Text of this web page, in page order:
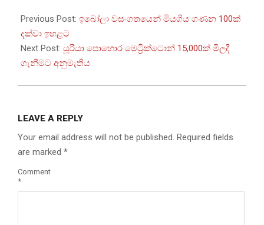
05-
19
Previous Post: ඉබෝලා වසංගතයෙන් මියගිය ගණන 100ක්
දක්වා ඉහළට
Next Post: යූරියා පොහොර මෙට්‍රික්ටොන් 15,000ක් මිලදී
ගැනීමට අනුමැතිය
LEAVE A REPLY
Your email address will not be published. Required fields
are marked *
Comment
*